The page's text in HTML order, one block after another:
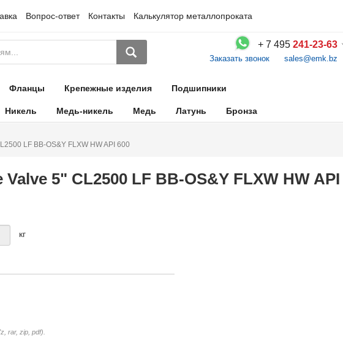
Вопрос-ответ Контакты Калькулятор металлопроката
+ 7 495 241-23-63
Заказать звонок sales@emk.bz
Фланцы Крепежные изделия Подшипники
Никель Медь-никель Медь Латунь Бронза
LF BB-OS&Y FLXW HW API 600
5" CL2500 LF BB-OS&Y FLXW HW API
кг
rar, zip, pdf).